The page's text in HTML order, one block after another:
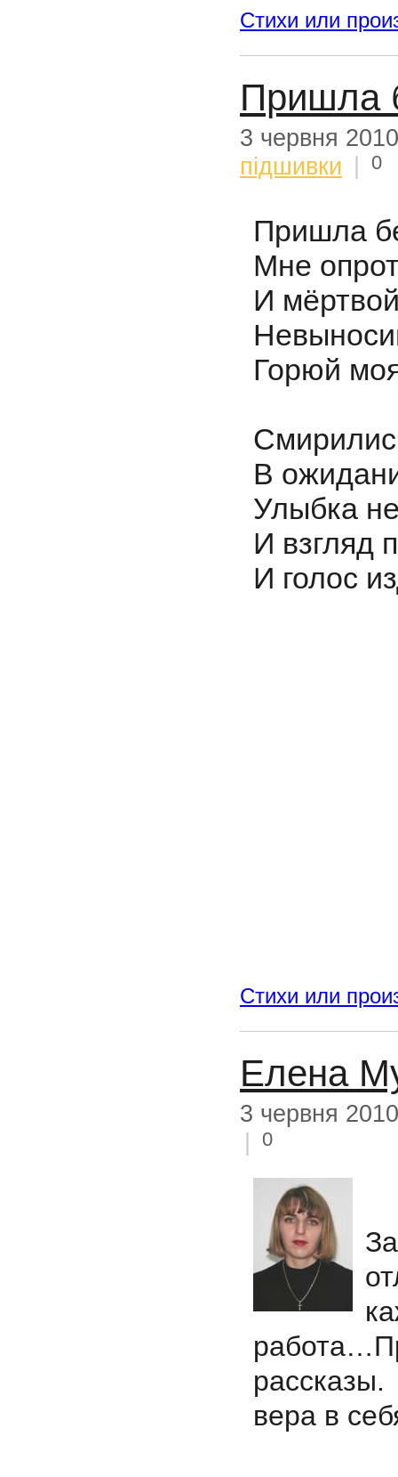
Стихи или
Пришла
3 червня 2010
підшивки
0
Пришла
Мне
И
Горюй
В
Улыбка
И взгляд
И голос
Стихи или
Елена
3 червня 2010
0
вера в